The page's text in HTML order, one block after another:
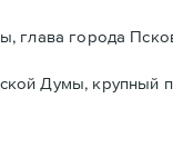
глава города
Думы, крупный